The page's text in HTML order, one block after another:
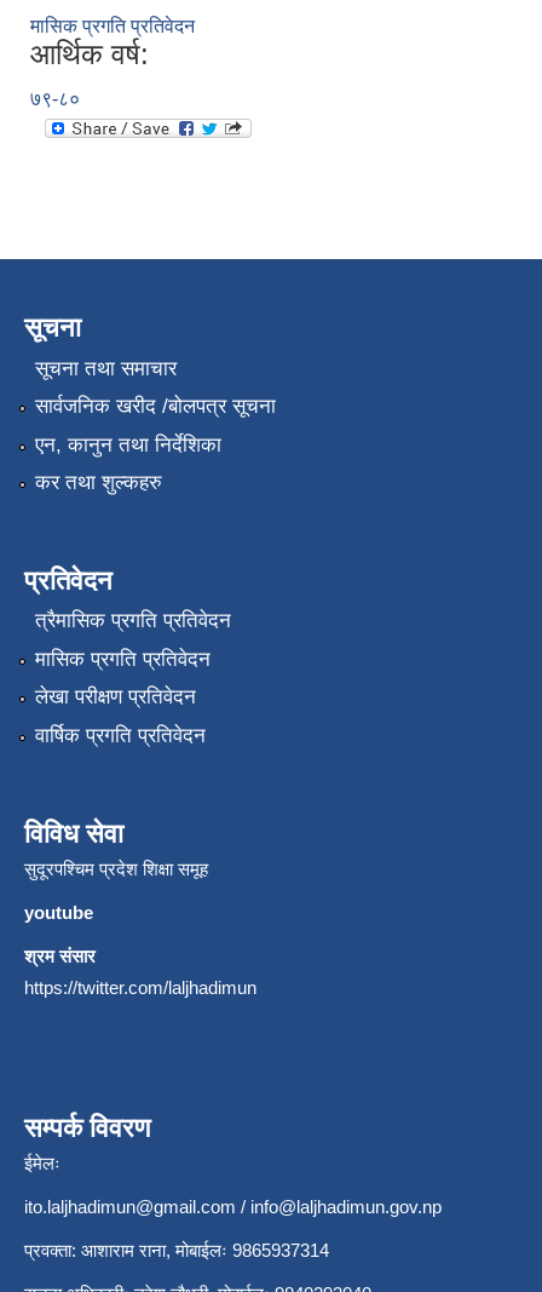
मासिक प्रगति प्रतिवेदन
आर्थिक वर्ष:
७९-८०
सूचना
सूचना तथा समाचार
सार्वजनिक खरीद /बोलपत्र सूचना
एन, कानुन तथा निर्देशिका
कर तथा शुल्कहरु
प्रतिवेदन
त्रैमासिक प्रगति प्रतिवेदन
मासिक प्रगति प्रतिवेदन
लेखा परीक्षण प्रतिवेदन
वार्षिक प्रगति प्रतिवेदन
विविध सेवा
सुदूरपश्चिम प्रदेश शिक्षा समूह
youtube
श्रम संसार
https://twitter.com/laljhadimun
सम्पर्क विवरण
ईमेलः
ito.laljhadimun@gmail.com / info@laljhadimun.gov.np
प्रवक्ता: आशाराम राना, मोबाईलः 9865937314